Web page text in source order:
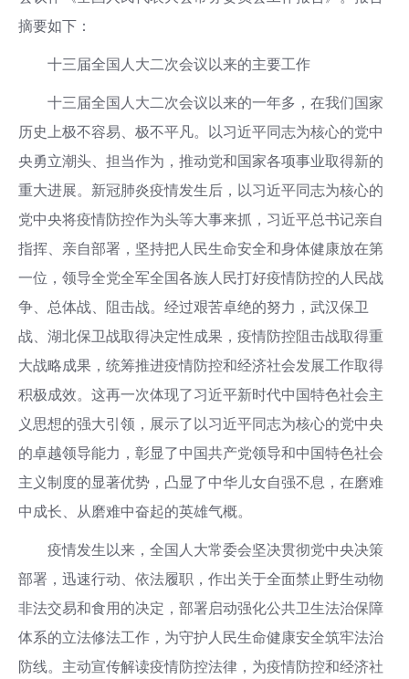
摘要如下：
十三届全国人大二次会议以来的主要工作
十三届全国人大二次会议以来的一年多，在我们国家
历史上极不容易、极不平凡。以习近平同志为核心的党中
央勇立潮头、担当作为，推动党和国家各项事业取得新的
重大进展。新冠肺炎疫情发生后，以习近平同志为核心的
党中央将疫情防控作为头等大事来抓，习近平总书记亲自
指挥、亲自部署，坚持把人民生命安全和身体健康放在第
一位，领导全党全军全国各族人民打好疫情防控的人民战
争、总体战、阻击战。经过艰苦卓绝的努力，武汉保卫
战、湖北保卫战取得决定性成果，疫情防控阻击战取得重
大战略成果，统筹推进疫情防控和经济社会发展工作取得
积极成效。这再一次体现了习近平新时代中国特色社会主
义思想的强大引领，展示了以习近平同志为核心的党中央
的卓越领导能力，彰显了中国共产党领导和中国特色社会
主义制度的显著优势，凸显了中华儿女自强不息，在磨难
中成长、从磨难中奋起的英雄气概。
疫情发生以来，全国人大常委会坚决贯彻党中央决策
部署，迅速行动、依法履职，作出关于全面禁止野生动物
非法交易和食用的决定，部署启动强化公共卫生法治保障
体系的立法修法工作，为守护人民生命健康安全筑牢法治
防线。主动宣传解读疫情防控法律，为疫情防控和经济社